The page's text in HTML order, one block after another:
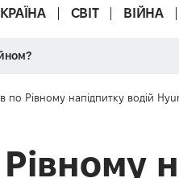
СВІТ ВІЙНА
до картонки
по Рівному напідпитку водій